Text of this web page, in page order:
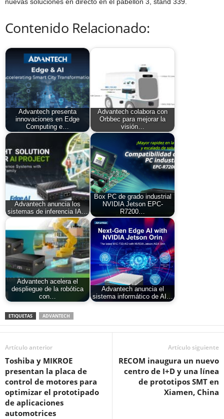
Contenido Relacionado:
Advantech presenta
innovaciones en Edge
Computing e…
Advantech colabora con
Orbbec para mejorar la
visión…
Advantech anuncia los
sistemas de inferencia IA…
Box PC de grado industrial
NVIDIA Jetson EPC-
R7200…
Advantech acelera el
despliegue de la robótica
con…
Advantech anuncia el
sistema informático de AI…
ETIQUETAS ADVANTECH
Artículo anterior
Toshiba y MIKROE
presentan la placa de
control de motores para
optimizar el prototipado
de aplicaciones
automotrices
Artículo siguiente
RECOM inaugura un nuevo
centro de I+D y una línea
de prototipos SMT en
Xiamen, China